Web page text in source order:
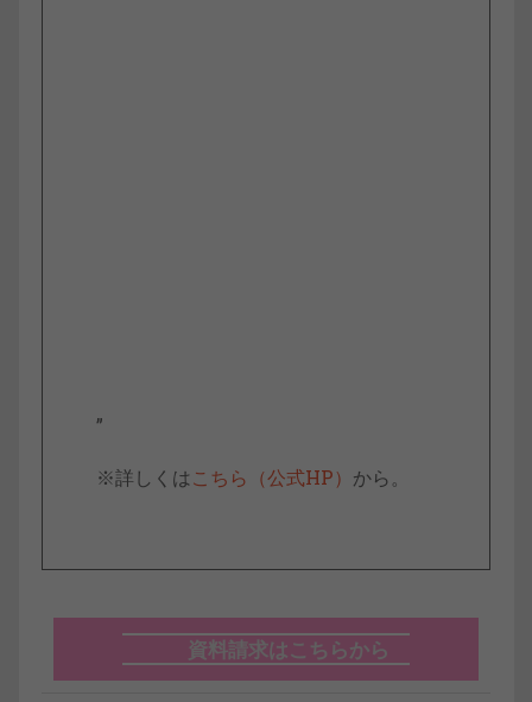
”
※詳しくはこちら（公式HP） から。
資料請求はこちらから